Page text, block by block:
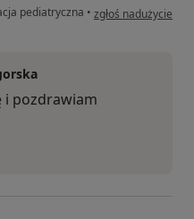
pediatryczna • w opinii
zgłoś nadużycie
i pozdrawiam